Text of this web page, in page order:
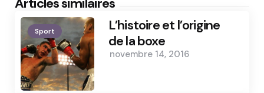
Articles similaires
Sport
L’histoire et l’origine
de la boxe
novembre 14, 2016